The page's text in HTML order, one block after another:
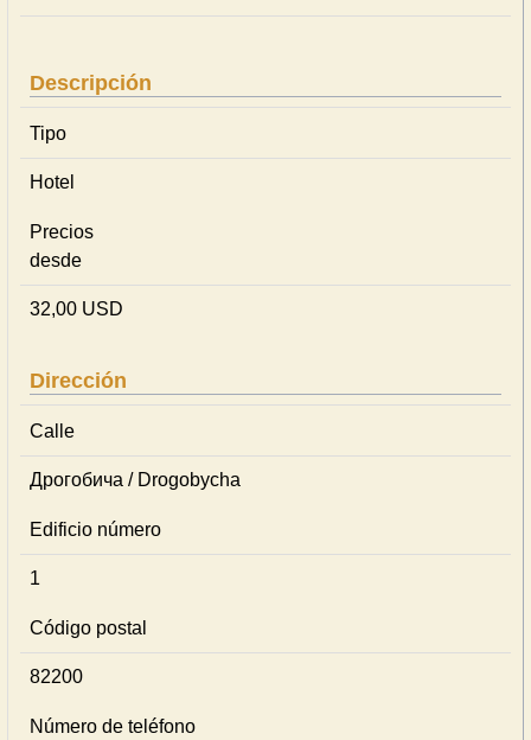
Descripción
Tipo
Hotel
Precios
desde
32,00 USD
Dirección
Calle
Дрогобича / Drogobycha
Edificio número
1
Código postal
82200
Número de teléfono